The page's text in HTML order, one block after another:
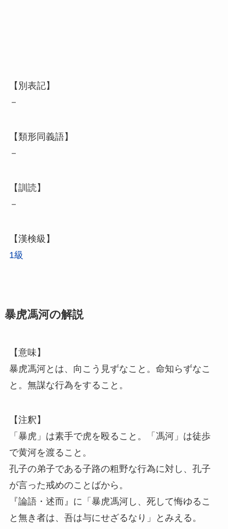
【別表記】
－
【類形同義語】
－
【訓読】
－
【漢検級】
1級
暴虎馮河の解説
【意味】
暴虎馮河とは、向こう見ずなこと。命知らずなこ
と。無謀な行為をすること。
【注釈】
「暴虎」は素手で虎を殴ること。「馮河」は徒歩
で黄河を渡ること。
孔子の弟子である子路の粗野な行為に対し、孔子
が言った戒めのことばから。
『論語・述而』に「暴虎馮河し、死して悔ゆるこ
と無き者は、吾は与にせざるなり」とみえる。